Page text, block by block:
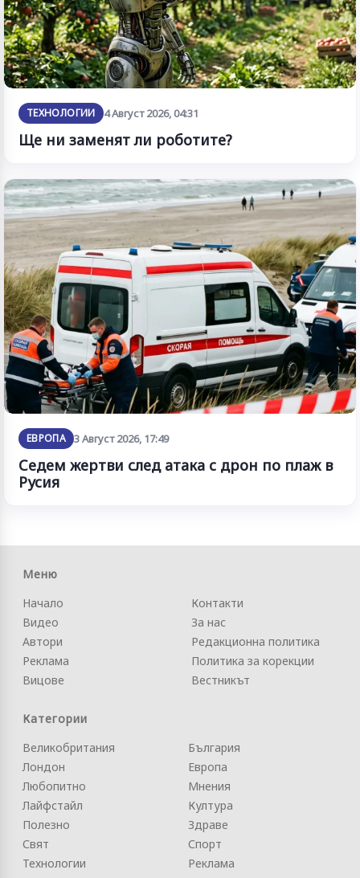
ТЕХНОЛОГИИ 4 Август 2026, 04:31
Ще ни заменят ли роботите?
ЕВРОПА 3 Август 2026, 17:49
Седем жертви след атака с дрон по плаж в
Русия
Меню
Начало
Видео
Автори
Реклама
Вицове
Контакти
За нас
Редакционна политика
Политика за корекции
Вестникът
Категории
Великобритания
Лондон
Любопитно
Лайфстайл
Полезно
Свят
Технологии
България
Европа
Мнения
Култура
Здраве
Спорт
Реклама